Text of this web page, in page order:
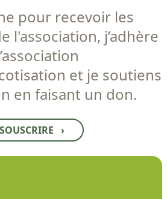
pour recevoir les
l'association, j’adhère
et je soutiens
en faisant un don.
SOUSCRIRE ›